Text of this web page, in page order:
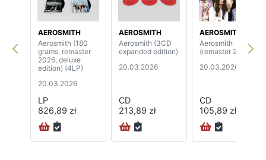
AEROSMITH
Aerosmith (180
grams, remaster
2026, deluxe
edition) (4LP)
20.03.2026
LP
826,89 zł
AEROSMITH
Aerosmith (3CD
expanded edition)
20.03.2026
CD
213,89 zł
AEROSMITH
Aerosmith
(remaster 2026)
20.03.2026
CD
105,89 zł